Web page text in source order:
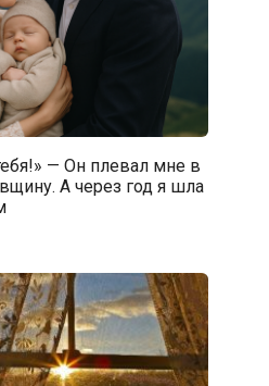
— Он плевал мне в
А через год я шла